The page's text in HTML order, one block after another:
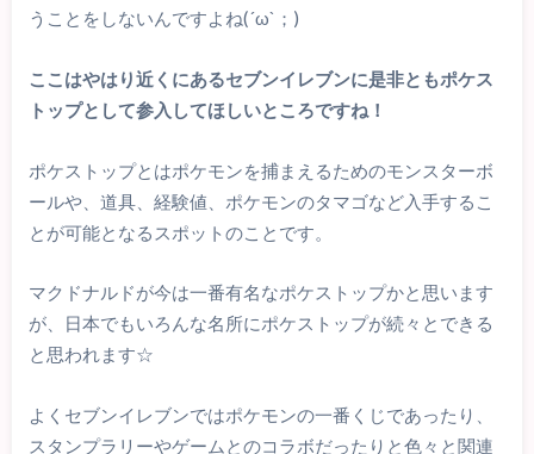
うことをしないんですよね(´ω`；)
ここはやはり近くにあるセブンイレブンに是非ともポケス
トップとして参入してほしいところですね！
ポケストップとはポケモンを捕まえるためのモンスターボ
ールや、道具、経験値、ポケモンのタマゴなど入手するこ
とが可能となるスポットのことです。
マクドナルドが今は一番有名なポケストップかと思います
が、日本でもいろんな名所にポケストップが続々とできる
と思われます☆
よくセブンイレブンではポケモンの一番くじであったり、
スタンプラリーやゲームとのコラボだったりと色々と関連